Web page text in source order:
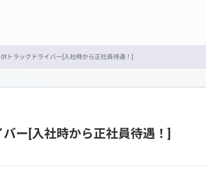
トラックドライバー[入社時から正社員待遇！]
ー[入社時から正社員待遇！]